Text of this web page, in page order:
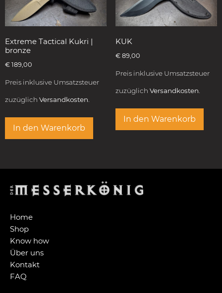
Extreme Tactical Kukri |
bronze
€ 189,00
Preis inklusive Umsatzsteuer
zuzüglich Versandkosten.
In den Warenkorb
KUK
€89,00
Preis inklusive Umsatzsteuer
zuzüglich Versandkosten.
In den Warenkorb
Home
Shop
Know how
Über uns
Kontakt
FAQ